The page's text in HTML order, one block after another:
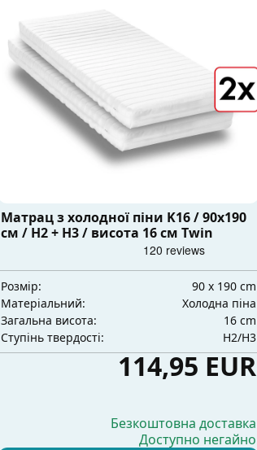
Матрац з холодної піни K16 / 90x190
см / H2 + H3 / висота 16 см Twin
Розмір:
90 x 190 cm
Матеріальний:
Холодна піна
Загальна висота:
16 cm
Ступінь твердості:
H2/H3
114,95 EUR
Безкоштовна доставка
Доступно негайно